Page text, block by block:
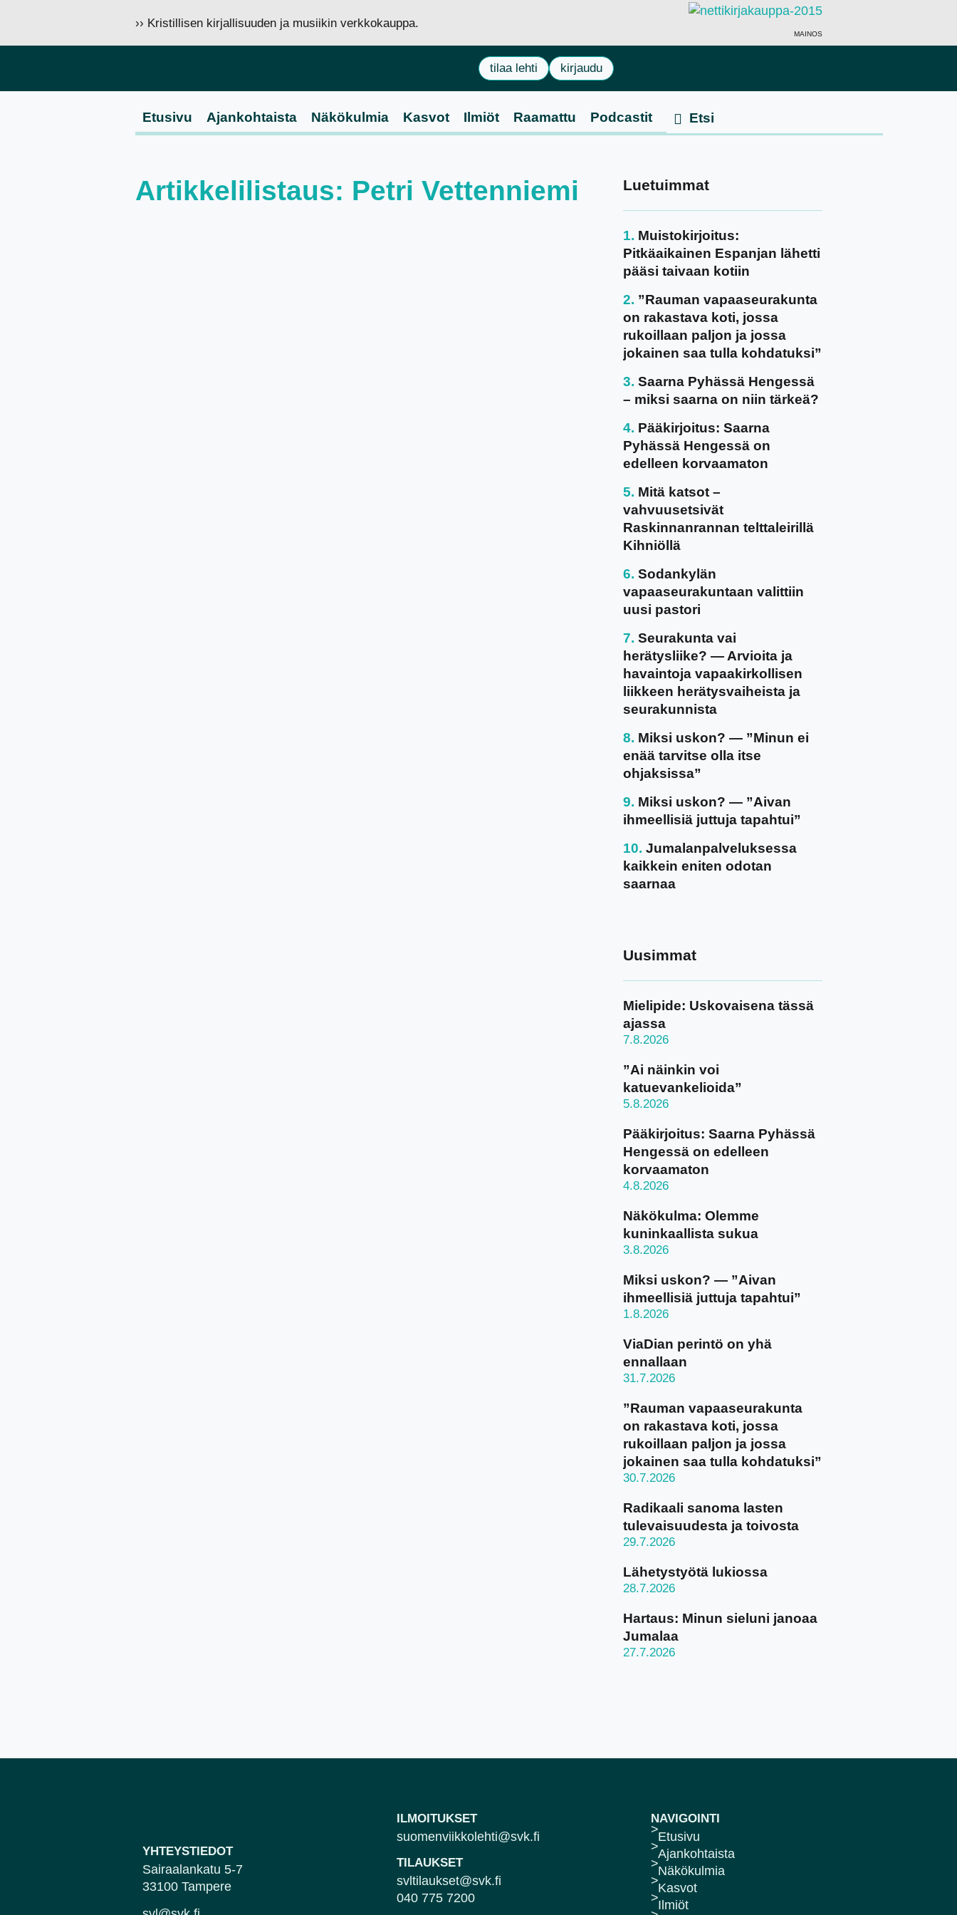
›› Kristillisen kirjallisuuden ja musiikin verkkokauppa.
MAINOS
tilaa lehti kirjaudu
Etusivu Ajankohtaista Näkökulmia Kasvot Ilmiöt Raamattu Podcastit
Artikkelilistaus: Petri Vettenniemi Luetuimmat
Muistokirjoitus:
Pitkäaikainen Espanjan lähetti
pääsi taivaan kotiin
”Rauman vapaaseurakunta
on rakastava koti, jossa
rukoillaan paljon ja jossa
jokainen saa tulla kohdatuksi”
Saarna Pyhässä Hengessä
– miksi saarna on niin tärkeä?
Pääkirjoitus: Saarna
Pyhässä Hengessä on
edelleen korvaamaton
Mitä katsot –
vahvuusetsivät
Raskinnanrannan telttaleirillä
Kihniöllä
Sodankylän
vapaaseurakuntaan valittiin
uusi pastori
Seurakunta vai
herätysliike? — Arvioita ja
havaintoja vapaakirkollisen
liikkeen herätysvaiheista ja
seurakunnista
Miksi uskon? — ”Minun ei
enää tarvitse olla itse
ohjaksissa”
Miksi uskon? — ”Aivan
ihmeellisiä juttuja tapahtui”
Jumalanpalveluksessa
kaikkein eniten odotan
saarnaa
Uusimmat
Mielipide: Uskovaisena tässä
ajassa
7.8.2026
”Ai näinkin voi
katuevankelioida”
5.8.2026
Pääkirjoitus: Saarna Pyhässä
Hengessä on edelleen
korvaamaton
4.8.2026
Näkökulma: Olemme
kuninkaallista sukua
3.8.2026
Miksi uskon? — ”Aivan
ihmeellisiä juttuja tapahtui”
1.8.2026
ViaDian perintö on yhä
ennallaan
31.7.2026
”Rauman vapaaseurakunta
on rakastava koti, jossa
rukoillaan paljon ja jossa
jokainen saa tulla kohdatuksi”
30.7.2026
Radikaali sanoma lasten
tulevaisuudesta ja toivosta
29.7.2026
Lähetystyötä lukiossa
28.7.2026
Hartaus: Minun sieluni janoaa
Jumalaa
27.7.2026
YHTEYSTIEDOT
Sairaalankatu 5-7
33100 Tampere
ILMOITUKSET
suomenviikkolehti@svk.fi
TILAUKSET
svltilaukset@svk.fi
040 775 7200
NAVIGOINTI
Etusivu
Ajankohtaista
Näkökulmia
Kasvot
Ilmiöt